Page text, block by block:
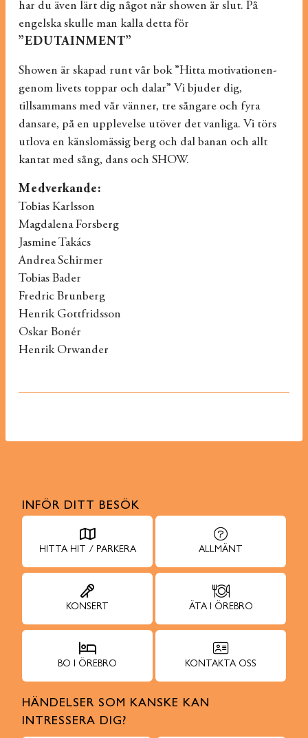
har du även lärt dig något när showen är slut. På
engelska skulle man kalla detta för
”EDUTAINMENT”
Showen är skapad runt vår bok ”Hitta motivationen-
genom livets toppar och dalar” Vi bjuder dig,
tillsammans med vår vänner, tre sångare och fyra
dansare, på en upplevelse utöver det vanliga. Vi törs
utlova en känslomässig berg och dal banan och allt
kantat med sång, dans och SHOW.
Medverkande:
Tobias Karlsson
Magdalena Forsberg
Jasmine Takács
Andrea Schirmer
Tobias Bader
Fredric Brunberg
Henrik Gottfridsson
Oskar Bonér
Henrik Orwander
INFÖR DITT BESÖK
HITTA HIT / PARKERA ALLMÄNT
KONSERT ÄTA I ÖREBRO
BO I ÖREBRO KONTAKTA OSS
HÄNDELSER SOM KANSKE KAN
INTRESSERA DIG?